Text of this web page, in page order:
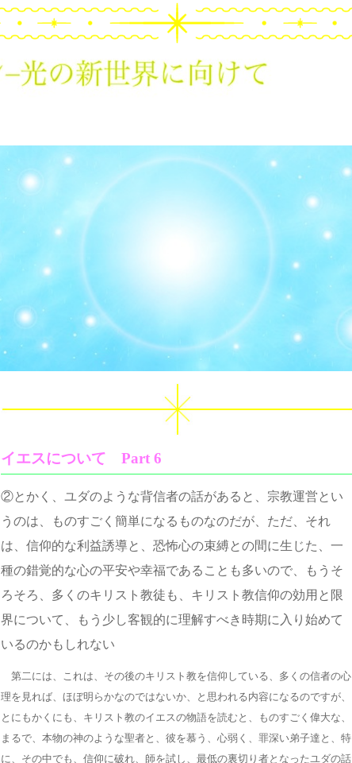
イエスについて Part 6
②とかく、ユダのような背信者の話があると、宗教運営とい
うのは、ものすごく簡単になるものなのだが、ただ、それ
は、信仰的な利益誘導と、恐怖心の束縛との間に生じた、一
種の錯覚的な心の平安や幸福であることも多いので、もうそ
ろそろ、多くのキリスト教徒も、キリスト教信仰の効用と限
界について、もう少し客観的に理解すべき時期に入り始めて
いるのかもしれない
第二には、これは、その後のキリスト教を信仰している、多くの信者の心
理を見れば、ほぼ明らかなのではないか、と思われる内容になるのですが、
とにもかくにも、キリスト教のイエスの物語を読むと、ものすごく偉大な、
まるで、本物の神のような聖者と、彼を慕う、心弱く、罪深い弟子達と、特
に、その中でも、信仰に破れ、師を試し、最低の裏切り者となったユダの話